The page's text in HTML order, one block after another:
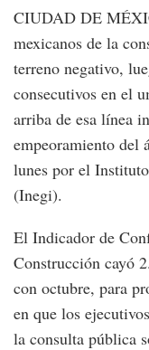
CIUDAD DE
mexicanos de la
terreno negativo,
consecutivos en el
arriba de esa línea
empeoramiento del
lunes por el
(Inegi).
El Indicador de
Construcción cayó
con octubre, para
en que los
la consulta pública